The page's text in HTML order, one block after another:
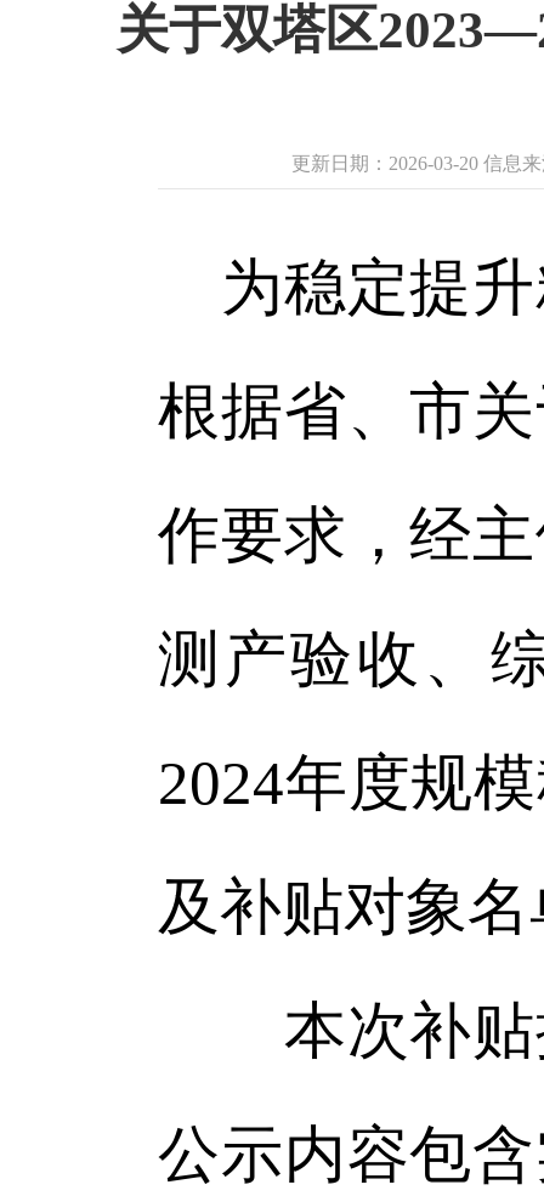
关于双塔区
更新日期：2026-03-20 信息
为稳定提
根据省、市
作要求，经
测产验收、
2024年度规
及补贴对象
本次补贴
公示内容包